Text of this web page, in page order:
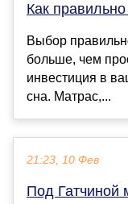
Как
Выбор
больше, чем
инвестиция в
сна. Матрас,...
21:23, 10 Фев
Под Гатчиной